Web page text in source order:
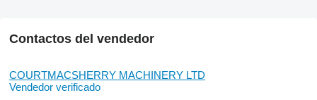
Contactos del vendedor
COURTMACSHERRY MACHINERY LTD
Vendedor verificado